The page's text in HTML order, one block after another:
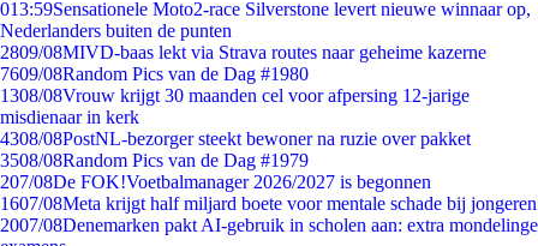
013:59Sensationele Moto2-race Silverstone levert nieuwe winnaar op,
Nederlanders buiten de punten
2809/08MIVD-baas lekt via Strava routes naar geheime kazerne
7609/08Random Pics van de Dag #1980
1308/08Vrouw krijgt 30 maanden cel voor afpersing 12-jarige
misdienaar in kerk
4308/08PostNL-bezorger steekt bewoner na ruzie over pakket
3508/08Random Pics van de Dag #1979
207/08De FOK!Voetbalmanager 2026/2027 is begonnen
1607/08Meta krijgt half miljard boete voor mentale schade bij jongeren
2007/08Denemarken pakt AI-gebruik in scholen aan: extra mondelinge